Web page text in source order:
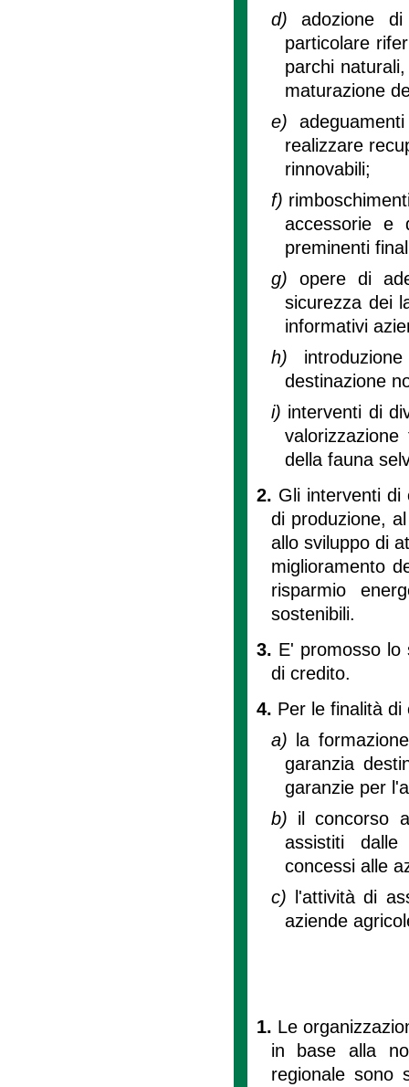
d)adozione
particolare
parchi
maturazione
e)
realizzare
rinnovabili;
f)
accessorie e
preminenti
g) opere di
sicurezza dei
informativi
h)
destinazione
i) interventi di
della fauna
2. Gli interventi
di produzione,
allo sviluppo di
miglioramento
risparmio
sostenibili.
3. E' promosso lo
di credito.
4. Per le finalità
a)
la
garanzia
garanzie per
b) il concorso
assistiti
concessi alle
c)
l'attività di
aziende
1. Le
in base alla
regionale sono